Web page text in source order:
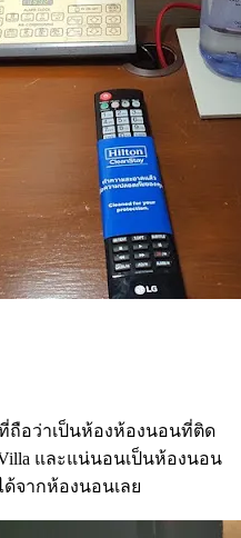
ถือว่าเป็นห้องห้องนอนที่ติด
Villa และแน่นอนเป็นห้องนอน
ด้จากห้องนอนเลย